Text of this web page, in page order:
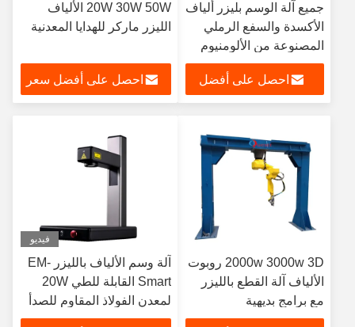
جميع آلة الوسم بليزر ألياف
الأكسدة والسفع الرملي
المصنوعة من الألومنيوم
220 فولت / 50 هرتز 400
وات
احصل على أفضل
20W 30W 50W الألياف
الليزر ماركر للهدايا المعدنية
احصل على أفضل سعر
2000w 3000w 3D روبوت
الألياف آلة القطع بالليزر
مع برامج بديهية
فيديو
آلة وسم الألياف بالليزر EM-
Smart القابلة للطي 20W
لمعدن الفولاذ المقاوم للصدأ